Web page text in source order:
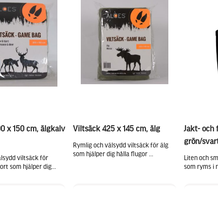
x 150 cm, älgkalv
viltsäck för
som hjälper dig...
Viltsäck 425 x 145 cm, älg
Rymlig och välsydd viltsäck för älg
som hjälper dig hålla flugor ...
Jakt- och
grön/
Liten och
som ryms i